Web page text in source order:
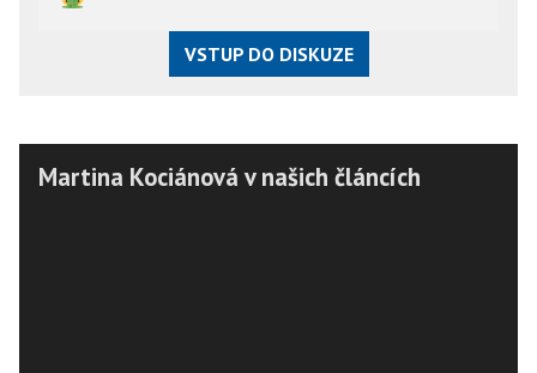
VSTUP DO DISKUZE
Martina Kociánová v našich článcích